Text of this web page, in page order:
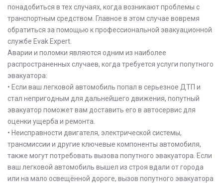
понадобиться в тех случаях, когда возникают проблемы с
транспортным средством. Главное в этом случае вовремя
обратиться за помощью к профессиональной эвакуационной
службе Evak Expert.
Аварии и поломки являются одним из наиболее
распространенных случаев, когда требуется услуги попутного
эвакуатора:
• Если ваш легковой автомобиль попал в серьезное ДТП и
стал непригодным для дальнейшего движения, попутный
эвакуатор поможет вам доставить его в автосервис для
оценки ущерба и ремонта.
• Неисправности двигателя, электрической системы,
трансмиссии и другие ключевые компоненты автомобиля,
также могут потребовать вызова попутного эвакуатора. Если
ваш легковой автомобиль вышел из строя вдали от города
или на мало освещённой дороге, вызов попутного эвакуатора